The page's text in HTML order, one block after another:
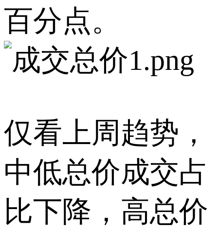
百分点。
仅看上周趋势，
中低总价成交占
比下降，高总价